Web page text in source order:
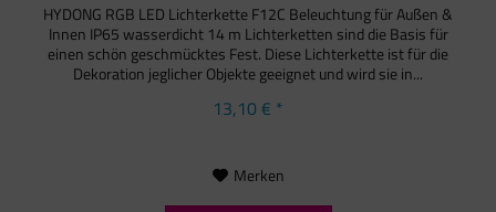
HYDONG RGB LED Lichterkette F12C Beleuchtung für Außen &
Innen IP65 wasserdicht 14 m Lichterketten sind die Basis für
einen schön geschmücktes Fest. Diese Lichterkette ist für die
Dekoration jeglicher Objekte geeignet und wird sie in...
13,10 € *
Merken